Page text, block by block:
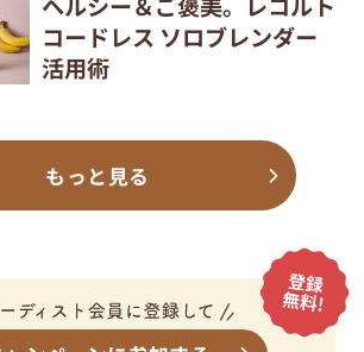
コードレス ソロブレンダー
活用術
もっと見る